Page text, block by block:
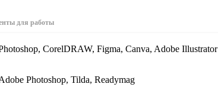
для работы
CorelDRAW, Figma, Canva, Adobe Illustrator
Photoshop, Tilda, Readymag